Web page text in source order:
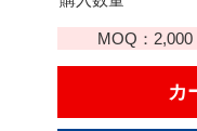
MOQ： 2,000